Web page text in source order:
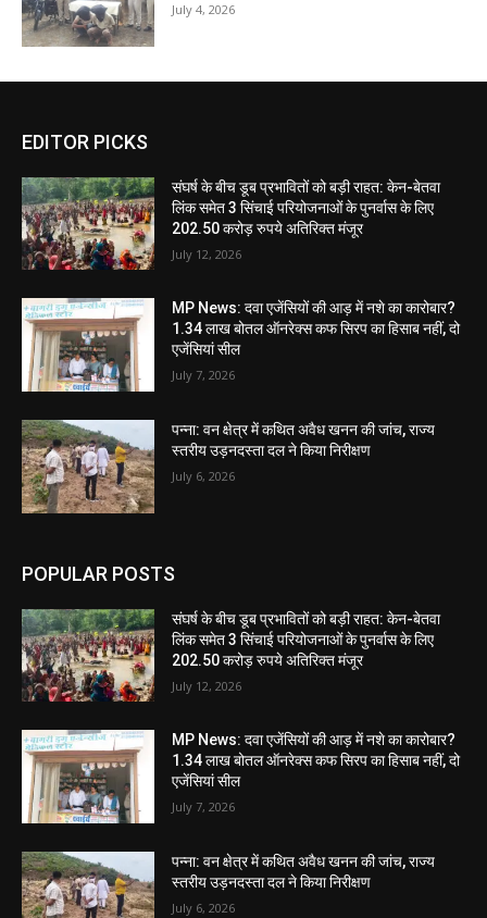
July 4, 2026
EDITOR PICKS
संघर्ष के बीच डूब प्रभावितों को बड़ी राहत: केन-बेतवा
लिंक समेत 3 सिंचाई परियोजनाओं के पुनर्वास के लिए
202.50 करोड़ रुपये अतिरिक्त मंजूर
July 12, 2026
MP News: दवा एजेंसियों की आड़ में नशे का कारोबार?
1.34 लाख बोतल ऑनरेक्स कफ सिरप का हिसाब नहीं, दो
एजेंसियां सील
July 7, 2026
पन्ना: वन क्षेत्र में कथित अवैध खनन की जांच, राज्य
स्तरीय उड़नदस्ता दल ने किया निरीक्षण
July 6, 2026
POPULAR POSTS
संघर्ष के बीच डूब प्रभावितों को बड़ी राहत: केन-बेतवा
लिंक समेत 3 सिंचाई परियोजनाओं के पुनर्वास के लिए
202.50 करोड़ रुपये अतिरिक्त मंजूर
July 12, 2026
MP News: दवा एजेंसियों की आड़ में नशे का कारोबार?
1.34 लाख बोतल ऑनरेक्स कफ सिरप का हिसाब नहीं, दो
एजेंसियां सील
July 7, 2026
पन्ना: वन क्षेत्र में कथित अवैध खनन की जांच, राज्य
स्तरीय उड़नदस्ता दल ने किया निरीक्षण
July 6, 2026